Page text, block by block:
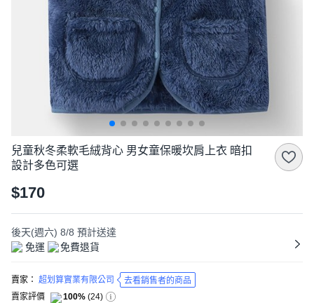
兒童秋冬柔軟毛絨背心 男女童保暖坎肩上衣 暗扣
設計多色可選
$170
後天(週六) 8/8 預計送達
免運
免費退貨
賣家： 超划算實業有限公司
去看銷售者的商品
賣家評價
100% (24)